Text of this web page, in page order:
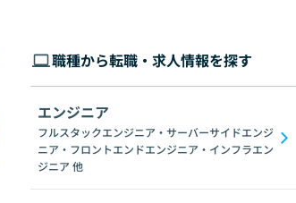
東京都 神奈川県 新潟県 富山県 石川県
NestJS AngularJS jQuery Webpack Vuex
職種から転職・求人情報を探す
エンジニア
フルスタックエンジニア・サーバーサイドエンジ
ニア・フロントエンドエンジニア・インフラエン
ジニア 他